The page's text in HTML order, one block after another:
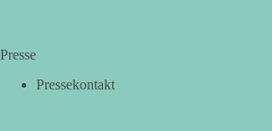
Presse
Pressekontakt